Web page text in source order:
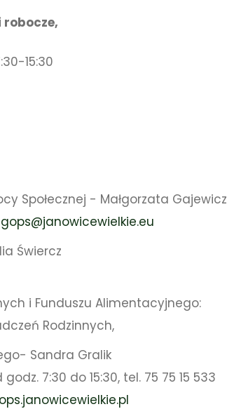
robocze,
15:30
Społecznej - Małgorzata Gajewicz
gops@janowicewielkie.eu
Świercz
i Funduszu Alimentacyjnego:
Rodzinnych,
Sandra Gralik
7:30 do 15:30, tel. 75 75 15 533